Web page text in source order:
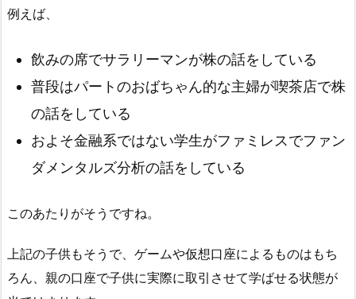
例えば、
飲みの席でサラリーマンが株の話をしている
普段はパートのおばちゃん的な主婦が喫茶店で株
の話をしている
およそ金融系ではない学生がファミレスでファン
ダメンタルズ分析の話をしている
このあたりがそうですね。
上記の子供もそうで、ゲームや仮想口座によるものはもち
ろん、親の口座で子供に実際に取引させて学ばせる状態が